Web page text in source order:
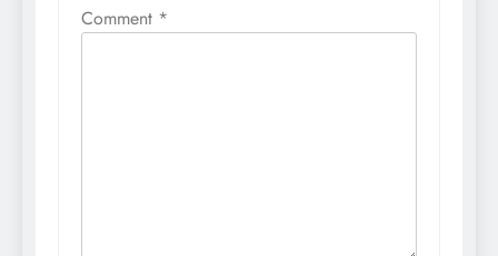
Comment *